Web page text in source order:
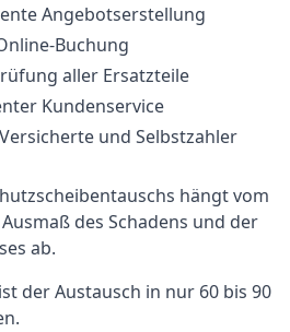
Angebotserstellung
Buchung
aller Ersatzteile
Kundenservice
und Selbstzahler
hängt vom
des Schadens und der
ab.
der Austausch in nur 60 bis 90